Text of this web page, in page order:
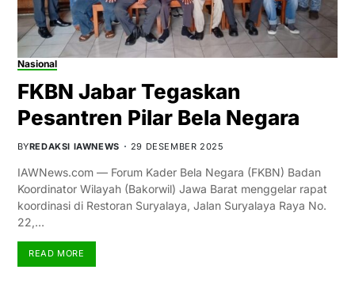
Nasional
FKBN Jabar Tegaskan
Pesantren Pilar Bela Negara
BYREDAKSI IAWNEWS 29 DESEMBER 2025
IAWNews.com — Forum Kader Bela Negara (FKBN) Badan
Koordinator Wilayah (Bakorwil) Jawa Barat menggelar rapat
koordinasi di Restoran Suryalaya, Jalan Suryalaya Raya No.
22,…
READ MORE